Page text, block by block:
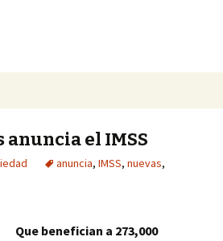
Tepic
información
anuncia el IMSS
anuncia, IMSS, nuevas,
Que benefician a 273,000